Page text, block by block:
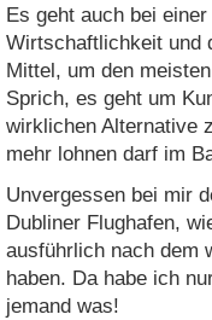
Es geht auch bei
Wirtschaftlichkeit und
Mittel, um den
Sprich, es geht um
wirklichen Alternative
mehr lohnen darf im
Unvergessen bei mir
Dubliner Flughafen,
ausführlich nach dem
haben. Da habe ich
jemand was!